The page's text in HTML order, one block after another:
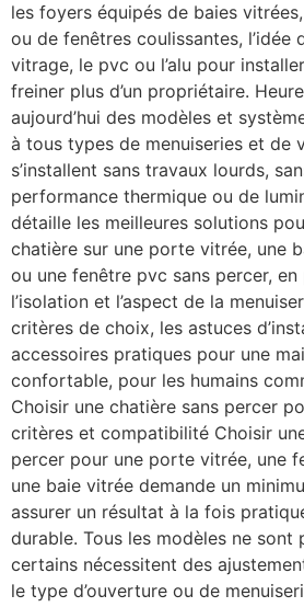
les foyers équipés de baies
ou de fenêtres coulissantes, l’idée
vitrage, le pvc ou l’alu pour
freiner plus d’un propriétaire.
aujourd’hui des modèles et
à tous types de menuiseries et de
s’installent sans travaux lourds,
performance thermique ou de
détaille les meilleures solutions
chatière sur une porte vitrée, une
ou une fenêtre pvc sans percer,
l’isolation et l’aspect de la
critères de choix, les astuces
accessoires pratiques pour une
confortable, pour les humains
Choisir une chatière sans percer
critères et compatibilité Choisir
percer pour une porte vitrée, une
une baie vitrée demande un
assurer un résultat à la fois
durable. Tous les modèles ne sont
certains nécessitent des
le type d’ouverture ou de